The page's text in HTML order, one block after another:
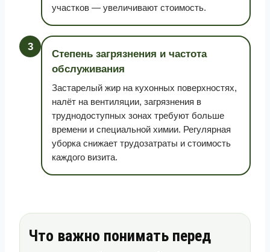
участков — увеличивают стоимость.
3
Степень загрязнения и частота
обслуживания
Застарелый жир на кухонных поверхностях,
налёт на вентиляции, загрязнения в
труднодоступных зонах требуют больше
времени и специальной химии. Регулярная
уборка снижает трудозатраты и стоимость
каждого визита.
Что важно понимать перед